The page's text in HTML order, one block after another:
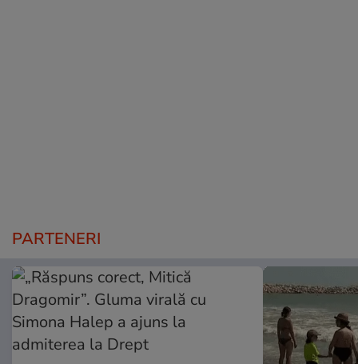
PARTENERI